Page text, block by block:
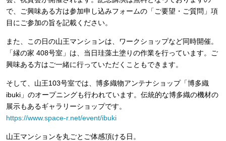
で、ご興味ある方は参加申し込みフォームの「ご要望・ご質問」項
目にご参加の旨を記載ください。
また、この日の山王マンションは、ワークショップなど同時開催。
「縁の家 408号室」は、当日珪藻土塗りの作業を行っています。
ご
興味ある方はご一緒に行っていただくこともできます。
そして、 山王103号室では、博多織物アンテナショップ「博多織
ibuki」のオープニングも行われています。伝統的な博多織の機材の
展示もあるギャラリーショップです。
https://www.space-r.net/event/ibuki
山王マンションを丸ごとご体感頂ける日。